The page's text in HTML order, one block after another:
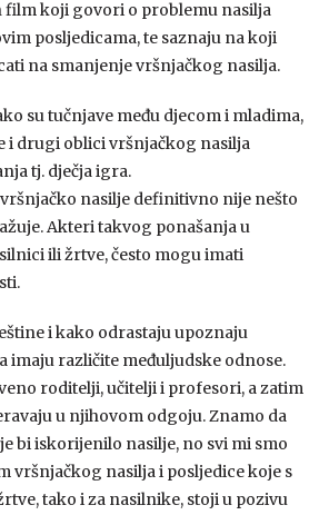
film koji govori o problemu nasilja
posljedicama, te saznaju na koji
na smanjenje vršnjačkog nasilja.
su tučnjave među djecom i mladima,
i drugi oblici vršnjačkog nasilja
tj. dječja igra.
nasilje definitivno nije nešto
Akteri takvog ponašanja u
ili žrtve, često mogu imati
i kako odrastaju upoznaju
imaju različite međuljudske odnose.
roditelji, učitelji i profesori, a zatim
u njihovom odgoju. Znamo da
bi iskorijenilo nasilje, no svi mi smo
vršnjačkog nasilja i posljedice koje s
tako i za nasilnike, stoji u pozivu